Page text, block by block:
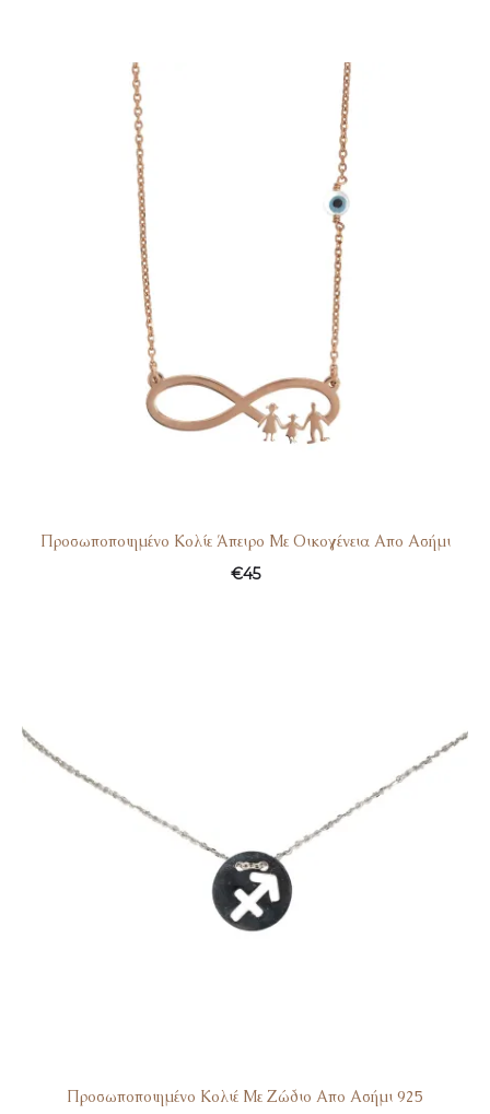
Προσωποποιημένο Κολίε Άπειρο Με Οικογένεια Απο Ασήμι
€45
Προσωποποιημένο Κολιέ Με Ζώδιο Απο Ασήμι 925